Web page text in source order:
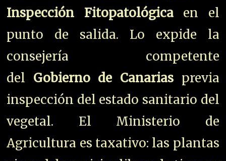
Inspección Fitopatológicaen el
punto de salida. Lo expide la
consejería competente
del Gobierno de Canarias previa
inspección del estado sanitario del
vegetal. El Ministerio de
Agricultura es taxativo: las plantas